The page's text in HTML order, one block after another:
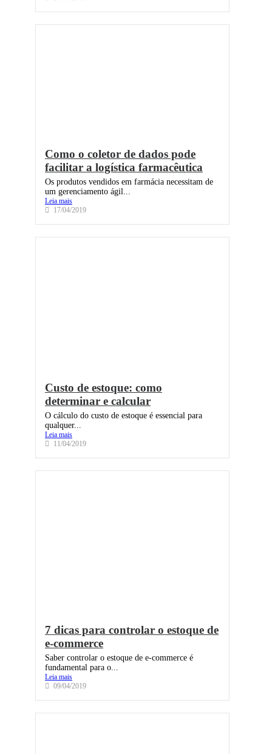
Como o ​coletor de dados pode
facilitar a logística farmacêutica
Os produtos vendidos em farmácia necessitam de
um gerenciamento ágil...
Leia mais
17/04/2019
Custo de estoque: como
determinar e calcular
O cálculo do custo de estoque é essencial para
qualquer...
Leia mais
11/04/2019
7 dicas para controlar o estoque de
e-commerce
Saber controlar o estoque de e-commerce é
fundamental para o...
Leia mais
09/04/2019